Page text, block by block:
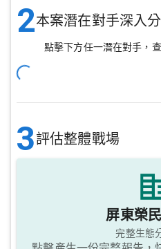
2本案潛在對手深入
點擊下方任一潛在對手，
3評估整體戰場
屏東榮
完整生態